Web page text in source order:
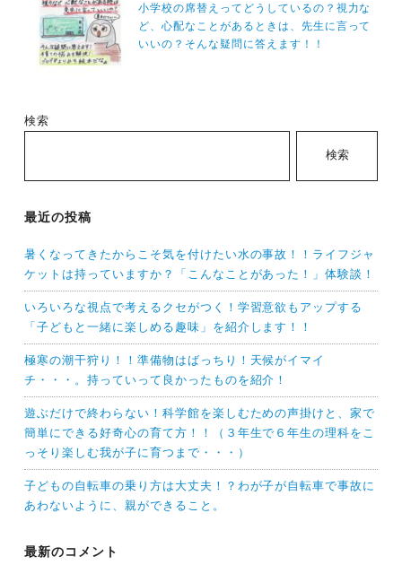
ン
小学校の席替えってどうしているの？視力な
ど、心配なことがあるときは、先生に言って
いいの？そんな疑問に答えます！！
検索
検索
最近の投稿
暑くなってきたからこそ気を付けたい水の事故！！ライフジャ
ケットは持っていますか？「こんなことがあった！」体験談！
いろいろな視点で考えるクセがつく！学習意欲もアップする
「子どもと一緒に楽しめる趣味」を紹介します！！
極寒の潮干狩り！！準備物はばっちり！天候がイマイ
チ・・・。持っていって良かったものを紹介！
遊ぶだけで終わらない！科学館を楽しむための声掛けと、家で
簡単にできる好奇心の育て方！！（３年生で６年生の理科をこ
っそり楽しむ我が子に育つまで・・・）
子どもの自転車の乗り方は大丈夫！？わが子が自転車で事故に
あわないように、親ができること。
最新のコメント